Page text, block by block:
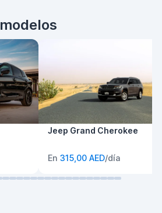
modelos
Jeep Grand Cherokee
En 315,00 AED/día